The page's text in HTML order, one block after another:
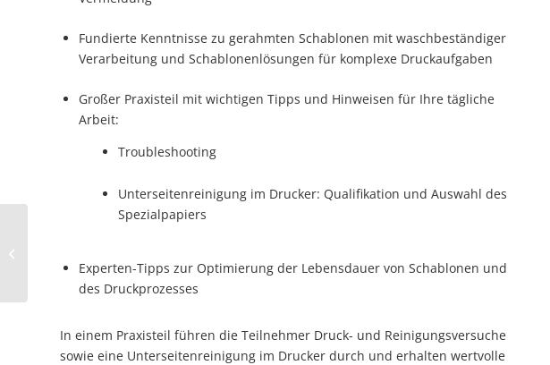
Fundierte Kenntnisse zu gerahmten Schablonen mit waschbeständiger
Verarbeitung und Schablonenlösungen für komplexe Druckaufgaben
Großer Praxisteil mit wichtigen Tipps und Hinweisen für Ihre tägliche
Arbeit:
Troubleshooting
Unterseitenreinigung im Drucker: Qualifikation und Auswahl des
Spezialpapiers
Experten-Tipps zur Optimierung der Lebensdauer von Schablonen und
des Druckprozesses
In einem Praxisteil führen die Teilnehmer Druck- und Reinigungsversuche
sowie eine Unterseitenreinigung im Drucker durch und erhalten wertvolle
auf der SMTconnect